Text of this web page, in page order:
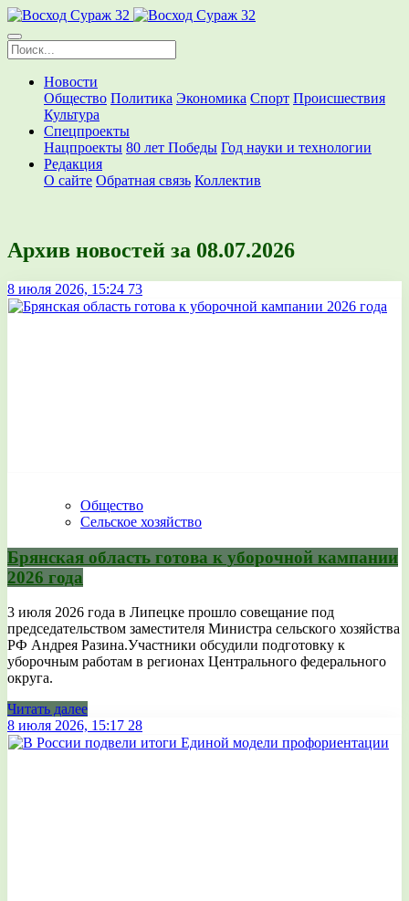
Новости
Общество Политика Экономика Спорт Происшествия
Культура
Спецпроекты
Нацпроекты 80 лет Победы Год науки и технологии
Редакция
О сайте Обратная связь Коллектив
Архив новостей за 08.07.2026
8 июля 2026, 15:24 73
Общество
Сельское хозяйство
Брянская область готова к уборочной кампании
2026 года
3 июля 2026 года в Липецке прошло совещание под
председательством заместителя Министра сельского хозяйства
РФ Андрея Разина.Участники обсудили подготовку к
уборочным работам в регионах Центрального федерального
округа.
Читать далее
8 июля 2026, 15:17 28